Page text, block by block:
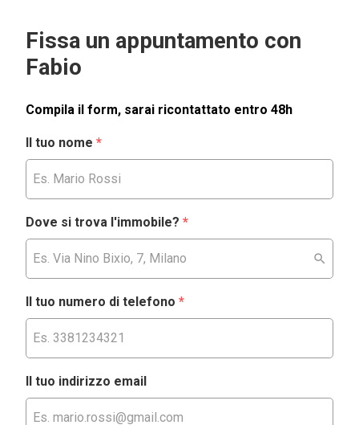
Fissa un appuntamento con
Fabio
Compila il form, sarai ricontattato entro 48h
Il tuo nome *
Dove si trova l'immobile? *
Il tuo numero di telefono *
Il tuo indirizzo email